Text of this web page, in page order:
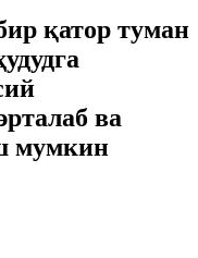
қатор туман
ва
мумкин